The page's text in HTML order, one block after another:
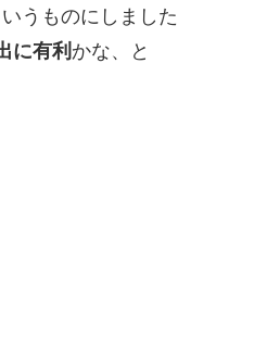
うものにしました
に有利 かな、と